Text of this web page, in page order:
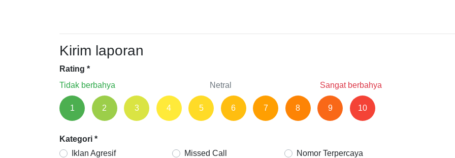
Kirim laporan
Rating *
Tidak berbahya
Netral Sangat berbahya
1 2 3 4 5 6 7 8 9 10
Kategori *
Iklan Agresif
Missed Call
Nomor Terpercaya